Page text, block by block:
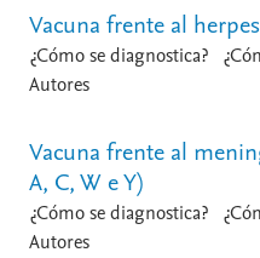
Vacuna frente al
¿Cómo se diagnostica?
Autores
Vacuna frente al
A, C, W e Y)
¿Cómo se diagnostica?
Autores